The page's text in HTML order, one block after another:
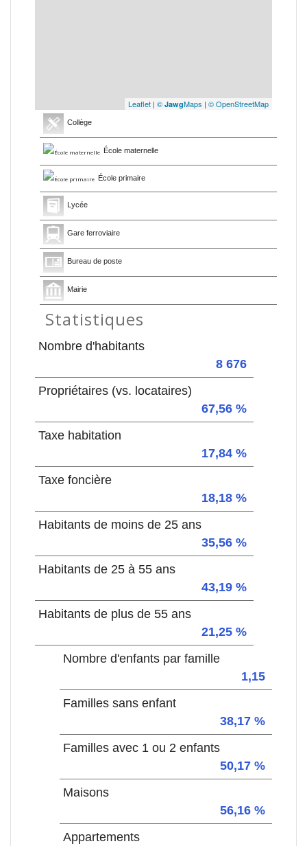
Leaflet | © JawgMaps | © OpenStreetMap
Collège
École maternelle
École primaire
Lycée
Gare ferroviaire
Bureau de poste
Mairie
Statistiques
Nombre d'habitants
8 676
Propriétaires (vs. locataires)
67,56 %
Taxe habitation
17,84 %
Taxe foncière
18,18 %
Habitants de moins de 25 ans
35,56 %
Habitants de 25 à 55 ans
43,19 %
Habitants de plus de 55 ans
21,25 %
Nombre d'enfants par famille
1,15
Familles sans enfant
38,17 %
Familles avec 1 ou 2 enfants
50,17 %
Maisons
56,16 %
Appartements